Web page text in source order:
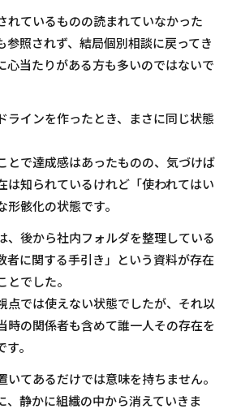
れているものの読まれていなかった
参照されず、結局個別相談に戻ってき
心当たりがある方も多いのではないで
ラインを作ったとき、まさに同じ状態
とで達成感はあったものの、気づけば
は知られているけれど「使われてはい
骸化の状態です。
、後から社内フォルダを整理している
者に関する手引き」という資料が存在
でした。
点では使えない状態でしたが、それ以
時の関係者も含めて誰一人その存在を
。
てあるだけでは意味を持ちません。
、静かに組織の中から消えていきま